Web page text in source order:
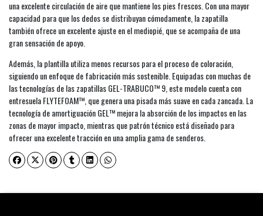
una excelente circulación de aire que mantiene los pies frescos. Con una mayor
capacidad para que los dedos se distribuyan cómodamente, la zapatilla
también ofrece un excelente ajuste en el mediopié, que se acompaña de una
gran sensación de apoyo.
Además, la plantilla utiliza menos recursos para el proceso de coloración,
siguiendo un enfoque de fabricación más sostenible. Equipadas con muchas de
las tecnologías de las zapatillas GEL-TRABUCO™ 9, este modelo cuenta con
entresuela FLYTEFOAM™, que genera una pisada más suave en cada zancada. La
tecnología de amortiguación GEL™ mejora la absorción de los impactos en las
zonas de mayor impacto, mientras que patrón técnico está diseñado para
ofrecer una excelente tracción en una amplia gama de senderos.